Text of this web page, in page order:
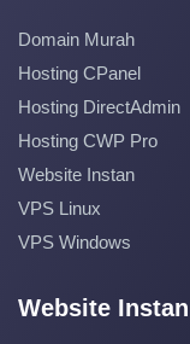
Domain Murah
Hosting CPanel
Hosting DirectAdmin
Hosting CWP Pro
Website Instan
VPS Linux
VPS Windows
Website Instan